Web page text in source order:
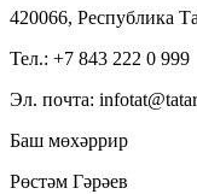
420066, Республика
Тел.: +7 843 222 0 999
Эл. почта:
Баш мөхәррир
Рөстәм Гәрәев